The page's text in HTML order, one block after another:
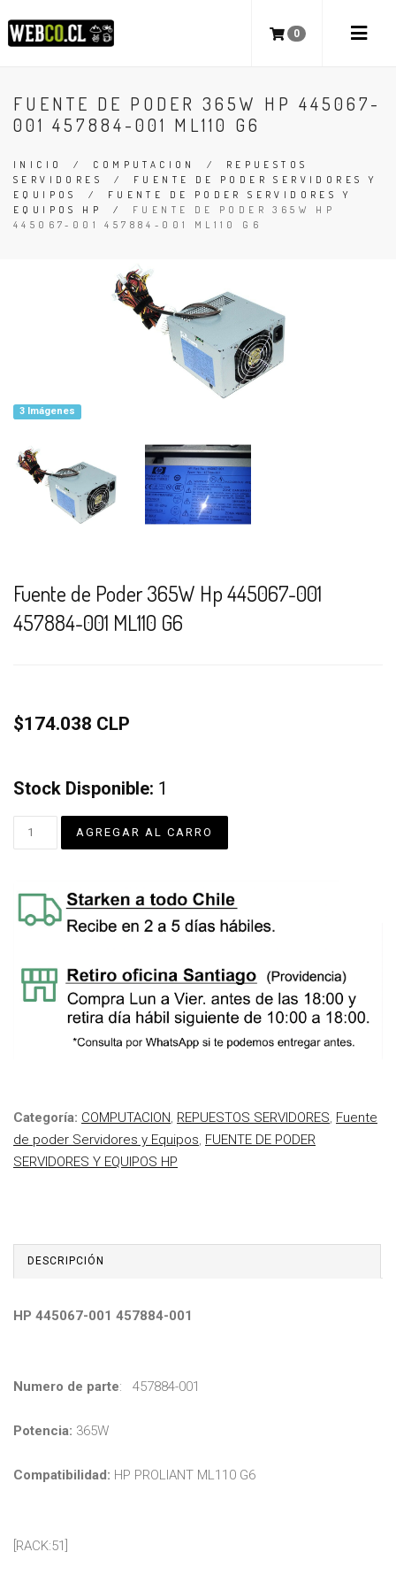
0
FUENTE DE PODER 365W HP 445067-
001 457884-001 ML110 G6
INICIO / COMPUTACION / REPUESTOS
SERVIDORES
/ FUENTE DE PODER SERVIDORES Y
EQUIPOS
/ FUENTE DE PODER SERVIDORES Y
EQUIPOS HP
/ FUENTE DE PODER 365W HP
445067-001 457884-001 ML110 G6
3 Imágenes
Fuente de Poder 365W Hp 445067-001
457884-001 ML110 G6
$174.038 CLP
Stock Disponible: 1
Categoría: COMPUTACION, REPUESTOS SERVIDORES, Fuente
de poder Servidores y Equipos, FUENTE DE PODER
SERVIDORES Y EQUIPOS HP
DESCRIPCIÓN
HP 445067-001 457884-001
Numero de parte: 457884-001
Potencia: 365W
Compatibilidad: HP PROLIANT ML110 G6
[RACK:51]